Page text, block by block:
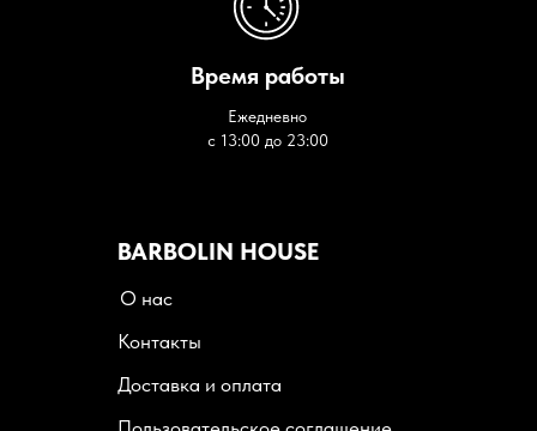
Ежедневно
с 13:00 до 23:00
Время работы
Доставка и оплата
Контакты
BARBOLIN HOUSE
О нас